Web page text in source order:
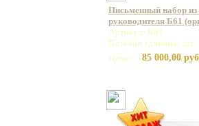
Письменный набор из
руководителя Б61
Артикул: Б61
Базовая единица: шт
Цена:
85 000,00